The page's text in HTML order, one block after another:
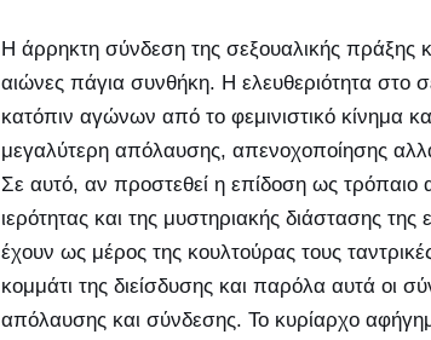
Η άρρηκτη σύνδεση της σεξουαλικής πράξης
αιώνες πάγια συνθήκη. Η ελευθεριότητα στο
κατόπιν αγώνων από το φεμινιστικό κίνημα
μεγαλύτερη απόλαυσης, απενοχοποίησης
Σε αυτό, αν προστεθεί η επίδοση ως
ιερότητας και της μυστηριακής διάστασης
έχουν ως μέρος της κουλτούρας τους
κομμάτι της διείσδυσης και παρόλα αυτά οι
απόλαυσης και σύνδεσης. Το κυρίαρχο